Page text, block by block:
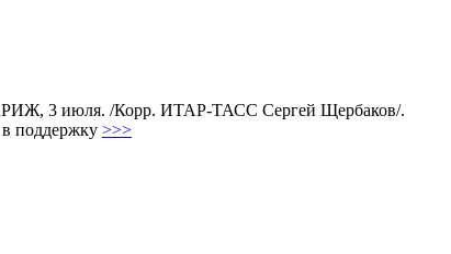
3 июля. /Корр. ИТАР-ТАСС Сергей Щербаков/.
поддержку >>>